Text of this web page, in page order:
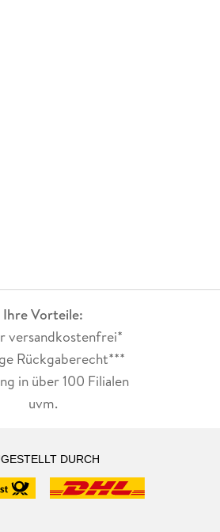
Ihre Vorteile:
versandkostenfrei*
Rückgaberecht***
in über 100 Filialen
uvm.
DURCH